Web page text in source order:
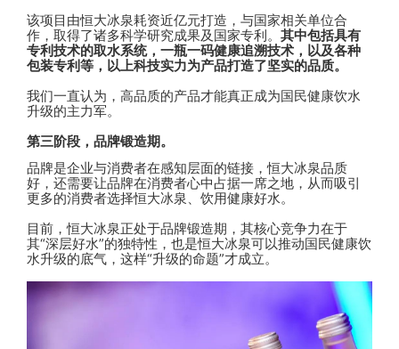
该项目由恒大冰泉耗资近亿元打造，与国家相关单位合
作，取得了诸多科学研究成果及国家专利。其中包括具有
专利技术的取水系统，一瓶一码健康追溯技术，以及各种
包装专利等，以上科技实力为产品打造了坚实的品质。
我们一直认为，高品质的产品才能真正成为国民健康饮水
升级的主力军。
第三阶段，品牌锻造期。
品牌是企业与消费者在感知层面的链接，恒大冰泉品质
好，还需要让品牌在消费者心中占据一席之地，从而吸引
更多的消费者选择恒大冰泉、饮用健康好水。
目前，恒大冰泉正处于品牌锻造期，其核心竞争力在于
其“深层好水”的独特性，也是恒大冰泉可以推动国民健康饮
水升级的底气，这样“升级的命题”才成立。